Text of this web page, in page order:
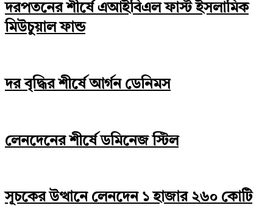
দরপতনের শীর্ষে এআইবিএল ফাস্ট ইসলামিক
মিউচুয়াল ফান্ড
দর বৃদ্ধির শীর্ষে আর্গন ডেনিমস
লেনদেনের শীর্ষে ডমিনেজ স্টিল
সূচকের উত্থানে লেনদেন ১ হাজার ২৬০ কোটি